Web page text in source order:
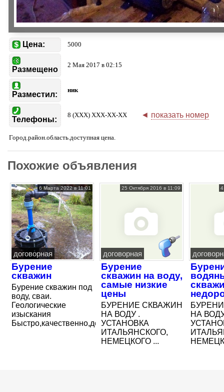
Цена: 5000
Размещено
2 Мая 2017 в 02:15
Разместил:
ник
Телефоны:
8 (XXX) XXX-XX-XX ◄ показать номер
Город.район.область.доступная цена.
Похожие объявления
6 Марта 2022 в 11:01
договорная
Бурение
скважин
Бурение скважин под
воду, сваи.
Геологические
изыскания
Быстро,качественно,дёшево,гарантированно
25 Октября 2016 в 11:09
договорная
Бурение
скважин на воду,
самые низкие
цены
БУРЕНИЕ СКВАЖИН
НА ВОДУ .
УСТАНОВКА
ИТАЛЬЯНСКОГО,
НЕМЕЦКОГО ...
НА